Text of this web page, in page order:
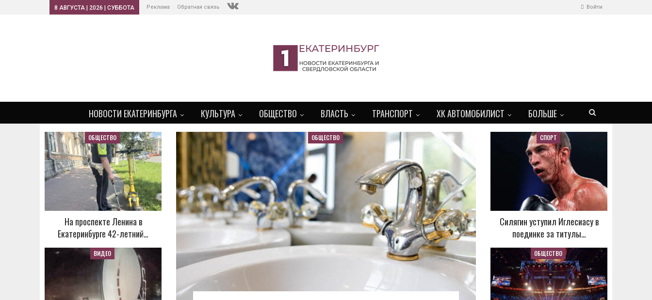
Войти
8 АВГУСТА | 2026 | СУББОТА Реклама Обратная связь
НОВОСТИ ЕКАТЕРИНБУРГА КУЛЬТУРА ОБЩЕСТВО ВЛАСТЬ ТРАНСПОРТ ХК АВТОМОБИЛИСТ БОЛЬШЕ
ОБЩЕСТВО
ОБЩЕСТВО
На проспекте Ленина в
Екатеринбурге 42-летний…
ВИДЕО
СПОРТ
Силягин уступил Иглесиасу в
поединке за титулы…
ОБЩЕСТВО